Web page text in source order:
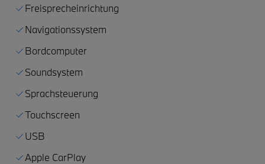
Freisprecheinrichtung
Navigationssystem
Bordcomputer
Soundsystem
Sprachsteuerung
Touchscreen
USB
Apple CarPlay